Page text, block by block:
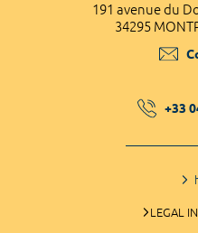
191 avenue du
34295
+33
LEGAL